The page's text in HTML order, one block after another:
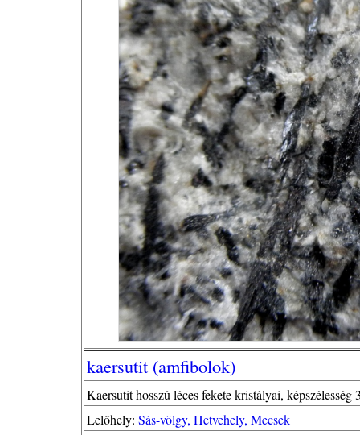
kaersutit (amfibolok)
Kaersutit hosszú léces fekete kristályai,
Lelőhely: Sás-völgy, Hetvehely, Mecsek